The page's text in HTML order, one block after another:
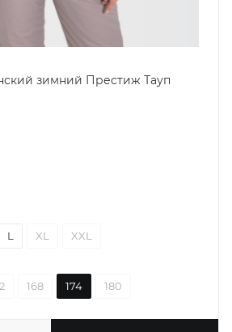
зимний Престиж Тауп
L XL XXL
168 174 180